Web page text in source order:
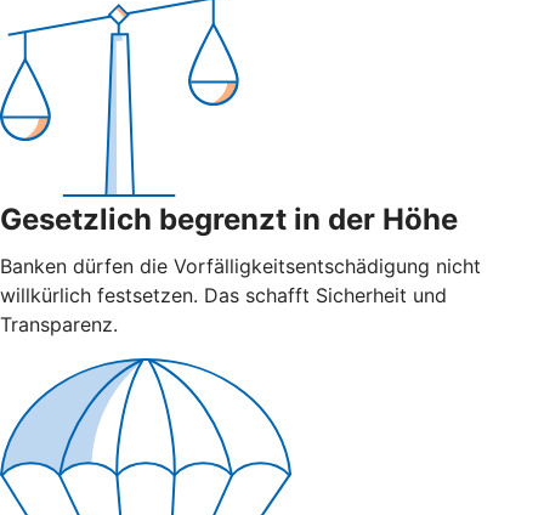
Gesetzlich begrenzt in der Höhe
Banken dürfen die Vorfälligkeitsentschädigung nicht
willkürlich festsetzen. Das schafft Sicherheit und
Transparenz.